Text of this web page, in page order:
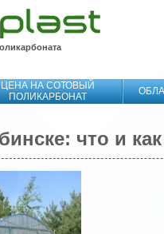
ЦЕНА НА СОТОВЫЙ
ПОЛИКАРБОНАТ
что и